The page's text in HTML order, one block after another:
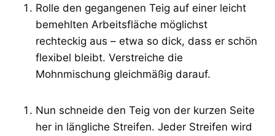
Rolle den gegangenen Teig auf einer leicht
bemehlten Arbeitsfläche möglichst
rechteckig aus – etwa so dick, dass er schön
flexibel bleibt. Verstreiche die
Mohnmischung gleichmäßig darauf.
Nun schneide den Teig von der kurzen Seite
her in längliche Streifen. Jeder Streifen wird